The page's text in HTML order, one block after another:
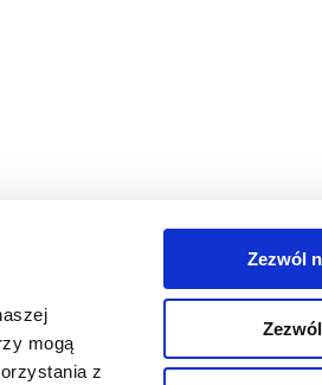
mogą
z
Zezwól